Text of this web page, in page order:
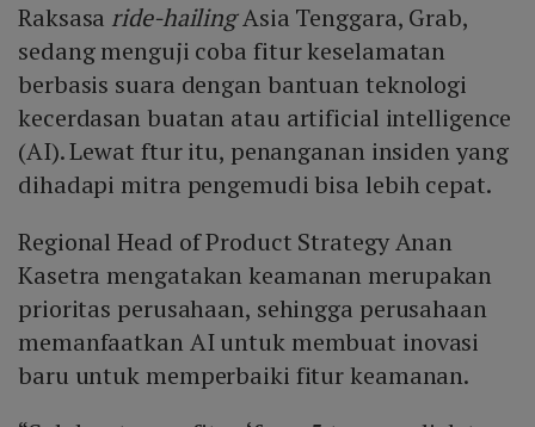
Raksasa ride-hailingAsia Tenggara, Grab,
sedang menguji coba fitur keselamatan
berbasis suara dengan bantuan teknologi
kecerdasan buatan atau artificial intelligence
(AI). Lewat ftur itu, penanganan insiden yang
dihadapi mitra pengemudi bisa lebih cepat.
Regional Head of Product Strategy Anan
Kasetra mengatakan keamanan merupakan
prioritas perusahaan, sehingga perusahaan
memanfaatkan AI untuk membuat inovasi
baru untuk memperbaiki fitur keamanan.